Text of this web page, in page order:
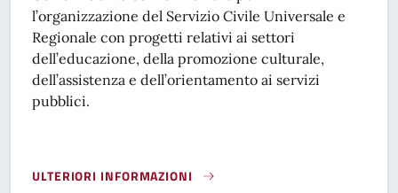
l’organizzazione del Servizio Civile Universale e
Regionale con progetti relativi ai settori
dell’educazione, della promozione culturale,
dell’assistenza e dell’orientamento ai servizi
pubblici.
ULTERIORI INFORMAZIONI
SERVIZIO CIVILE UNIVERSALE E REGIONALE}